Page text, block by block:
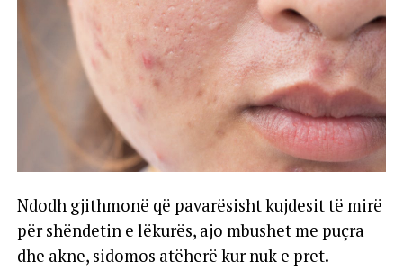
Ndodh gjithmonë që pavarësisht kujdesit të mirë
për shëndetin e lëkurës, ajo mbushet me puçra
dhe akne, sidomos atëherë kur nuk e pret.